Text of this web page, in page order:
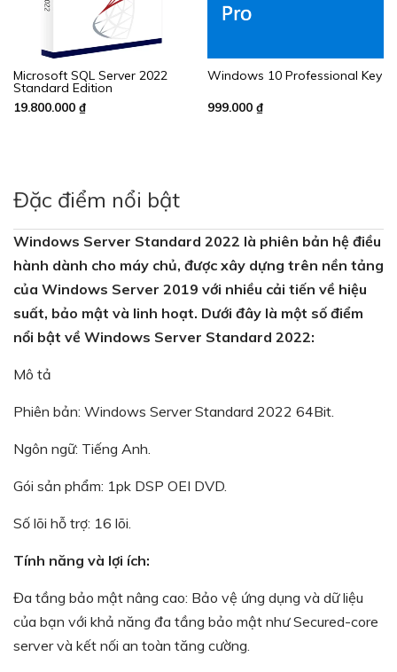
Microsoft SQL Server 2022
Standard Edition
19.800.000 ₫
Windows 10 Professional Key
999.000 ₫
Đặc điểm nổi bật
Windows Server Standard 2022 là phiên bản hệ điều
hành dành cho máy chủ, được xây dựng trên nền tảng
của Windows Server 2019 với nhiều cải tiến về hiệu
suất, bảo mật và linh hoạt. Dưới đây là một số điểm
nổi bật về Windows Server Standard 2022:
Mô tả
Phiên bản: Windows Server Standard 2022 64Bit.
Ngôn ngữ: Tiếng Anh.
Gói sản phẩm: 1pk DSP OEI DVD.
Số lõi hỗ trợ: 16 lõi.
Tính năng và lợi ích:
Đa tầng bảo mật nâng cao: Bảo vệ ứng dụng và dữ liệu
của bạn với khả năng đa tầng bảo mật như Secured-core
server và kết nối an toàn tăng cường.